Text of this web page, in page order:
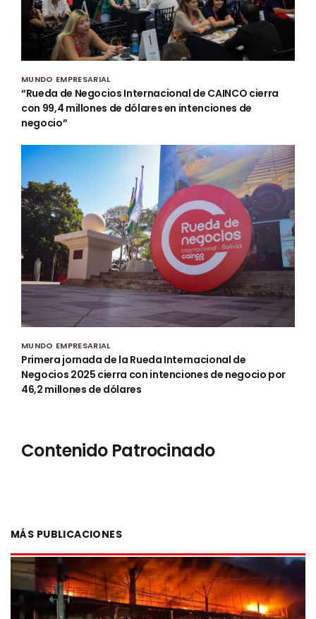
MUNDO EMPRESARIAL
“Rueda de Negocios Internacional de CAINCO cierra
con 99,4 millones de dólares en intenciones de
negocio”
MUNDO EMPRESARIAL
Primera jornada de la Rueda Internacional de
Negocios 2025 cierra con intenciones de negocio por
46,2 millones de dólares
Contenido Patrocinado
MÁS PUBLICACIONES